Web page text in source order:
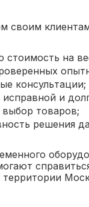
своим
стоимость на
консультации;
исправной и
товаров;
решения